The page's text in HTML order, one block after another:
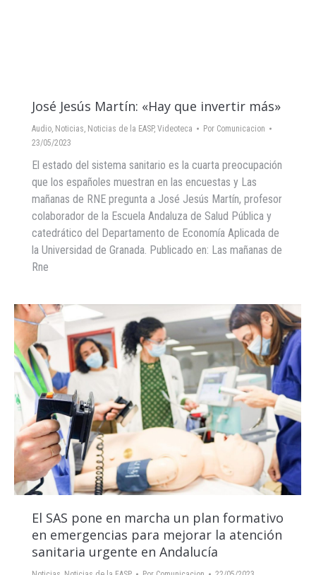
José Jesús Martín: «Hay que invertir más»
Audio, Noticias, Noticias de la EASP, Videoteca Por Comunicacion
23/05/2023
El estado del sistema sanitario es la cuarta preocupación
que los españoles muestran en las encuestas y Las
mañanas de RNE pregunta a José Jesús Martín, profesor
colaborador de la Escuela Andaluza de Salud Pública y
catedrático del Departamento de Economía Aplicada de
la Universidad de Granada. Publicado en: Las mañanas de
Rne
El SAS pone en marcha un plan formativo
en emergencias para mejorar la atención
sanitaria urgente en Andalucía